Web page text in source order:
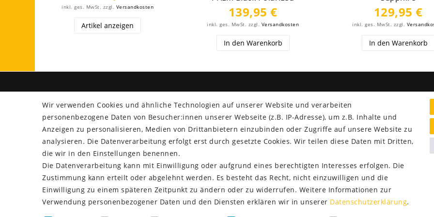
inkl. ges. MwSt. zzgl. Versandkosten
Artikel anzeigen
139,95 €
inkl. ges. MwSt. zzgl. Versandkosten
In den Warenkorb
129,95 €
inkl. ges. MwSt. zzgl.
In den Warenkorb
Versand
Rücksendung
Widerrufs­recht
Impressum
Daten­schutz­erklärung
AGB
Kontakt
Lieferung nur 2,95 €
Rücksendung kostenfrei
14 Tage Rückgaberecht
Wir verwenden Cookies und ähnliche Technologien auf unserer Website und verarbeiten
personenbezogene Daten von Besucher:innen unserer Webseite (z.B. IP-Adresse), um z.B. Inhalte und
Anzeigen zu personalisieren, Medien von Drittanbietern einzubinden oder Zugriffe auf unsere Website zu
analysieren. Die Datenverarbeitung erfolgt erst durch gesetzte Cookies. Wir teilen diese Daten mit Dritten,
die wir in den Einstellungen benennen.
Die Datenverarbeitung kann mit Einwilligung oder aufgrund eines berechtigten Interesses erfolgen. Die
Zustimmung kann erteilt oder abgelehnt werden. Es besteht das Recht, nicht einzuwilligen und die
Einwilligung zu einem späteren Zeitpunkt zu ändern oder zu widerrufen. Weitere Informationen zur
Verwendung personenbezogener Daten und den Diensten erklären wir in unserer Daten­schutz­erklärung.